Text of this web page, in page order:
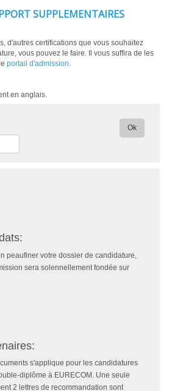
SUPPLEMENTAIRES
d'autres certifications que vous souhaitez
vous pouvez le faire. Il vous suffira de les
portail d'admission.
en anglais.
Ok
peaufiner votre dossier de candidature,
sera solennellement fondée sur
s'applique pour les candidatures
diplôme à EURECOM. Une seule
2 lettres de recommandation sont